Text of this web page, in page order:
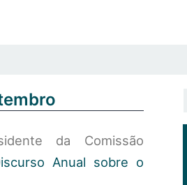
da Comissão
Anual sobre o